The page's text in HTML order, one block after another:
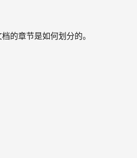
的章节是如何划分的。